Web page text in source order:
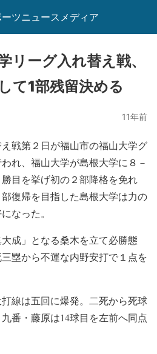
ーツニュースメディア
リーグ入れ替え戦、
て1部残留決める
11年前
戦第２日が福山市の福山大学グ
れ、福山大学が島根大学に８－
目を挙げ初の２部降格を免れ
復帰を目指した島根大学は力の
なった。
成」となる桑木を立て必勝態
塁から不運な内野安打で１点を
線は五回に爆発。二死から死球
番・藤原は14球目を左前へ同点